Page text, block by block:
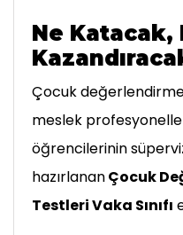
Ne Katacak,
Çocuk
meslek
öğrencilerinin
hazırlananÇocuk
Testleri Vaka Sınıfı